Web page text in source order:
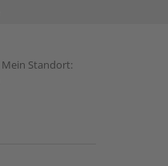
Mein Standort: